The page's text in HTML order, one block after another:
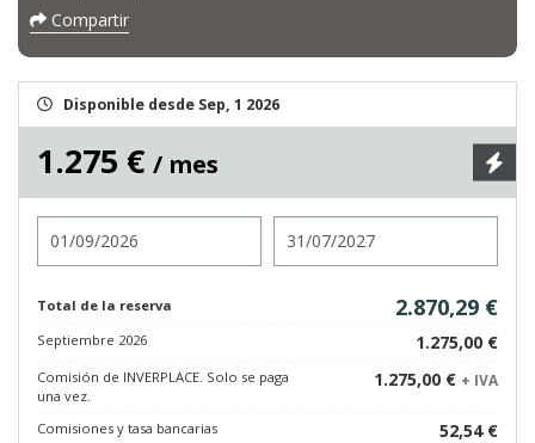
Compartir
Disponible desde Sep, 1 2026
1.275 € / mes
Total de la reserva 2.870,29 €
Septiembre 2026 1.275,00 €
Comisión de INVERPLACE. Solo se paga
una vez.
1.275,00 € + IVA
Comisiones y tasa bancarias
52,54 €